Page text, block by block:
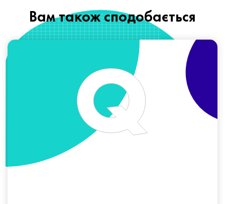
Вам також сподобається